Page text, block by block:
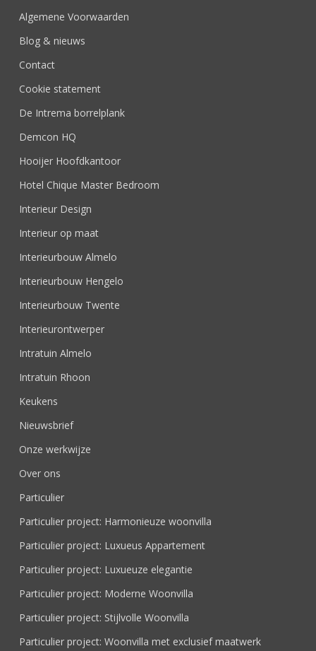
Algemene Voorwaarden
Blog & nieuws
Contact
Cookie statement
De Intrema borrelplank
Demcon HQ
Hooijer Hoofdkantoor
Hotel Chique Master Bedroom
Interieur Design
Interieur op maat
Interieurbouw Almelo
Interieurbouw Hengelo
Interieurbouw Twente
Interieurontwerper
Intratuin Almelo
Intratuin Rhoon
Keukens
Nieuwsbrief
Onze werkwijze
Over ons
Particulier
Particulier project: Harmonieuze woonvilla
Particulier project: Luxueus Appartement
Particulier project: Luxueuze elegantie
Particulier project: Moderne Woonvilla
Particulier project: Stijlvolle Woonvilla
Particulier project: Woonvilla met exclusief maatwerk